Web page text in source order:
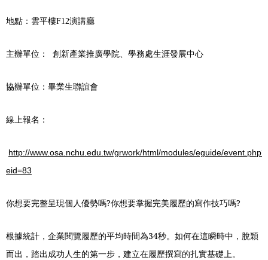
地點：雲平樓F12演講廳
主辦單位： 創新產業推廣學院、學務處生涯發展中心
協辦單位：畢業生聯誼會
線上報名：
http://www.osa.nchu.edu.tw/grwork/html/modules/eguide/event.php?
eid=83
你想要完整呈現個人優勢嗎?你想要掌握完美履歷的寫作技巧嗎?
根據統計，企業閱覽履歷的平均時間為34秒。如何在這瞬時中，脫穎
而出，踏出成功人生的第一步，建立在履歷撰寫的扎實基礎上。